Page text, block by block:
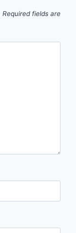
Required fields are